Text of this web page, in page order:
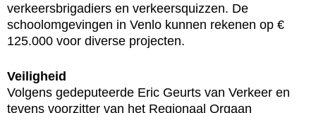
verkeersbrigadiers en verkeersquizzen. De
schoolomgevingen in Venlo kunnen rekenen op €
125.000 voor diverse projecten.
Veiligheid
Volgens gedeputeerde Eric Geurts van Verkeer en
tevens voorzitter van het Regionaal Orgaan